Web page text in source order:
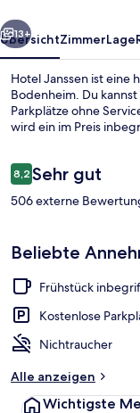
Weiter
13+
ÜbersichtZimmerLage
Hotel Janssen ist eine
Bodenheim. Du
Parkplätze ohne
wird ein im Preis
Bewertungen
8,28,2 von 10.
Sehr gut
506 externe
Beliebte
Frühstück
Kostenlose
Nichtraucher
Alle anzeigen
Wichtigste